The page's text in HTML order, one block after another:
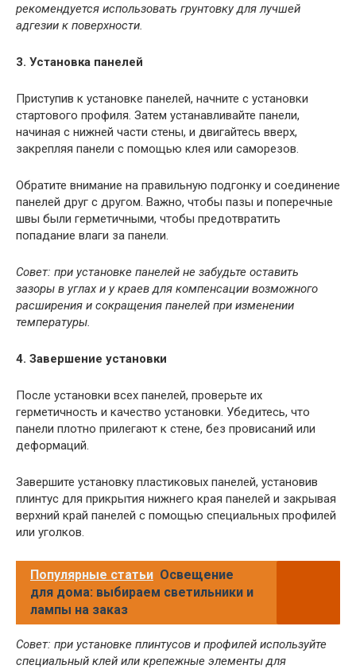
рекомендуется использовать грунтовку для лучшей
адгезии к поверхности.
3. Установка панелей
Приступив к установке панелей, начните с установки
стартового профиля. Затем устанавливайте панели,
начиная с нижней части стены, и двигайтесь вверх,
закрепляя панели с помощью клея или саморезов.
Обратите внимание на правильную подгонку и соединение
панелей друг с другом. Важно, чтобы пазы и поперечные
швы были герметичными, чтобы предотвратить
попадание влаги за панели.
Совет: при установке панелей не забудьте оставить
зазоры в углах и у краев для компенсации возможного
расширения и сокращения панелей при изменении
температуры.
4. Завершение установки
После установки всех панелей, проверьте их
герметичность и качество установки. Убедитесь, что
панели плотно прилегают к стене, без провисаний или
деформаций.
Завершите установку пластиковых панелей, установив
плинтус для прикрытия нижнего края панелей и закрывая
верхний край панелей с помощью специальных профилей
или уголков.
Популярные статьи Освещение
для дома: выбираем светильники и
лампы на заказ
Совет: при установке плинтусов и профилей используйте
специальный клей или крепежные элементы для